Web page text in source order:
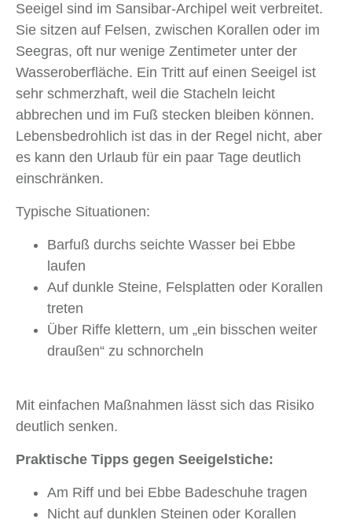
Seeigel sind im Sansibar-Archipel weit verbreitet.
Sie sitzen auf Felsen, zwischen Korallen oder im
Seegras, oft nur wenige Zentimeter unter der
Wasseroberfläche. Ein Tritt auf einen Seeigel ist
sehr schmerzhaft, weil die Stacheln leicht
abbrechen und im Fuß stecken bleiben können.
Lebensbedrohlich ist das in der Regel nicht, aber
es kann den Urlaub für ein paar Tage deutlich
einschränken.
Typische Situationen:
Barfuß durchs seichte Wasser bei Ebbe
laufen
Auf dunkle Steine, Felsplatten oder Korallen
treten
Über Riffe klettern, um „ein bisschen weiter
draußen“ zu schnorcheln
Mit einfachen Maßnahmen lässt sich das Risiko
deutlich senken.
Praktische Tipps gegen Seeigelstiche:
Am Riff und bei Ebbe Badeschuhe tragen
Nicht auf dunklen Steinen oder Korallen